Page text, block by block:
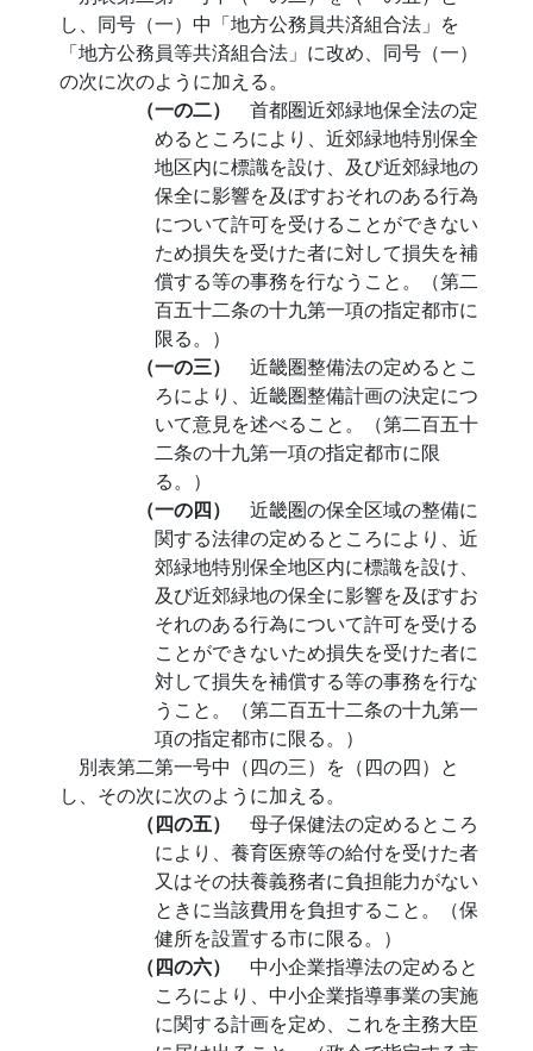
し、同号（一）中「地方公務員共済組合法」を
「地方公務員等共済組合法」に改め、同号（一）
の次に次のように加える。
（一の二） 首都圏近郊緑地保全法の定
めるところにより、近郊緑地特別保全
地区内に標識を設け、及び近郊緑地の
保全に影響を及ぼすおそれのある行為
について許可を受けることができない
ため損失を受けた者に対して損失を補
償する等の事務を行なうこと。（第二
百五十二条の十九第一項の指定都市に
限る。）
（一の三） 近畿圏整備法の定めるとこ
ろにより、近畿圏整備計画の決定につ
いて意見を述べること。（第二百五十
二条の十九第一項の指定都市に限
る。）
（一の四） 近畿圏の保全区域の整備に
関する法律の定めるところにより、近
郊緑地特別保全地区内に標識を設け、
及び近郊緑地の保全に影響を及ぼすお
それのある行為について許可を受ける
ことができないため損失を受けた者に
対して損失を補償する等の事務を行な
うこと。（第二百五十二条の十九第一
項の指定都市に限る。）
別表第二第一号中（四の三）を（四の四）と
し、その次に次のように加える。
（四の五） 母子保健法の定めるところ
により、養育医療等の給付を受けた者
又はその扶養義務者に負担能力がない
ときに当該費用を負担すること。（保
健所を設置する市に限る。）
（四の六） 中小企業指導法の定めると
ころにより、中小企業指導事業の実施
に関する計画を定め、これを主務大臣